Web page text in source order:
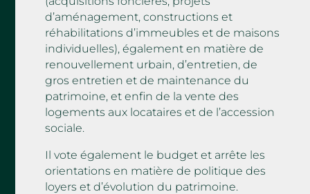
d’aménagement, constructions et
réhabilitations d’immeubles et de maisons
individuelles), également en matière de
renouvellement urbain, d’entretien, de
gros entretien et de maintenance du
patrimoine, et enfin de la vente des
logements aux locataires et de l’accession
sociale.
Il vote également le budget et arrête les
orientations en matière de politique des
loyers et d’évolution du patrimoine.